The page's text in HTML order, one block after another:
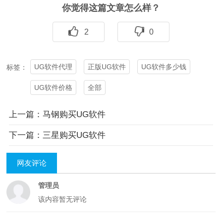
你觉得这篇文章怎么样？
2 0
标签： UG软件代理 正版UG软件 UG软件多少钱
UG软件价格 全部
上一篇：马钢购买UG软件
下一篇：三星购买UG软件
网友评论
管理员
该内容暂无评论